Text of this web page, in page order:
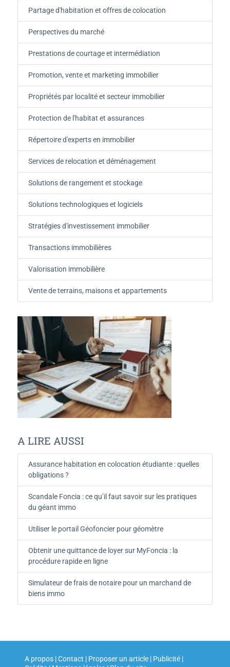
Partage d'habitation et offres de colocation
Perspectives du marché
Prestations de courtage et intermédiation
Promotion, vente et marketing immobilier
Propriétés par localité et secteur immobilier
Protection de l'habitat et assurances
Répertoire d'experts en immobilier
Services de relocation et déménagement
Solutions de rangement et stockage
Solutions technologiques et logiciels
Stratégies d'investissement immobilier
Transactions immobilières
Valorisation immobilière
Vente de terrains, maisons et appartements
A LIRE AUSSI
Assurance habitation en colocation étudiante : quelles
obligations ?
Scandale Foncia : ce qu’il faut savoir sur les pratiques
du géant immo
Utiliser le portail Géofoncier pour géomètre
Obtenir une quittance de loyer sur MyFoncia : la
procédure rapide en ligne
Simulateur de frais de notaire pour un marchand de
biens immo
A propos | Contact | Proposer un article | Publicité |